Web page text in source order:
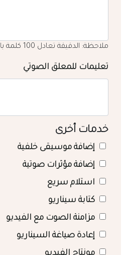
ملاحظة: الدقيقة تعادل 100 كلمة باللغة العربية
تعليمات للمعلق الصوتي
خدمات أخرى
إضافة موسيقى خلفية
إضافة مؤثرات صوتية
استلام سريع
كتابة سيناريو
مزامنة الصوت مع الفيديو
إعادة صياغة السيناريو